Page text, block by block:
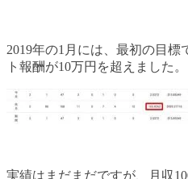
2019年の1月には、最初の目
ト報酬が10万円を超えました。
実績はまだまだですが、月収